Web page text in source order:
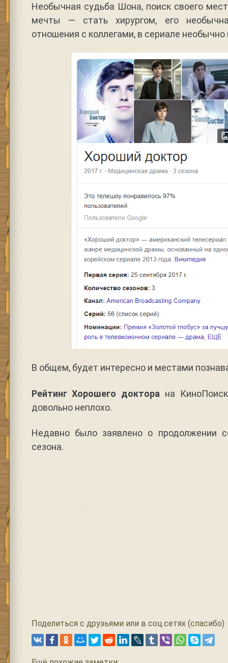
Необычная судьба Шона, поиск своего
мечты — стать хирургом, его
отношения с коллегами, в сериале необычно
В общем, будет интересно и местами
Рейтинг Хорошего доктора на
довольно неплохо.
Недавно было заявлено о продолжении
сезона.
Поделиться с друзьями или в соц.сетях (спасибо)